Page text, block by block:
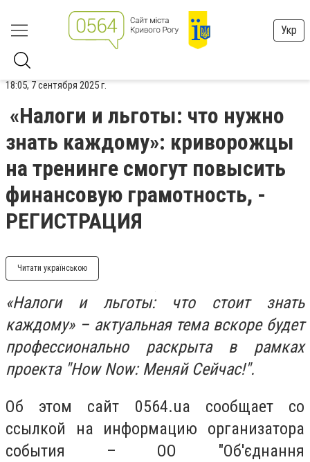
Укр
18:05, 7 сентября 2025 г.
«Налоги и льготы: что нужно
знать каждому»: криворожцы
на тренинге смогут повысить
финансовую грамотность, -
РЕГИСТРАЦИЯ
Читати українською
«Налоги и льготы: что стоит знать
каждому» – актуальная тема вскоре будет
профессионально раскрыта в рамках
проекта "How Now: Меняй Сейчас!".
Об этом сайт 0564.ua сообщает со
ссылкой на информацию организатора
события – ОО "Об'єднання